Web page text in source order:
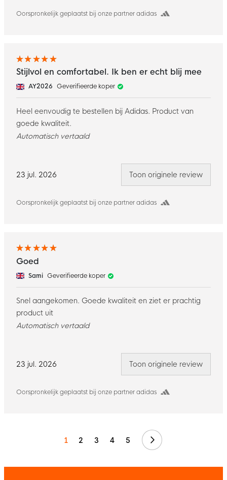
Oorspronkelijk geplaatst bij onze partner adidas
23 jul. 2026
Oorspronkelijk geplaatst bij onze partner adidas
Stijlvol en comfortabel. Ik ben er echt blij mee
AY2026 Geverifieerde koper
Heel eenvoudig te bestellen bij Adidas. Product van
goede kwaliteit.
Automatisch vertaald
Toon originele review
23 jul. 2026
Oorspronkelijk geplaatst bij onze partner adidas
Goed
Sami Geverifieerde koper
Snel aangekomen. Goede kwaliteit en ziet er prachtig
product uit
Automatisch vertaald
Toon originele review
1 2 3 4 5 Volgende